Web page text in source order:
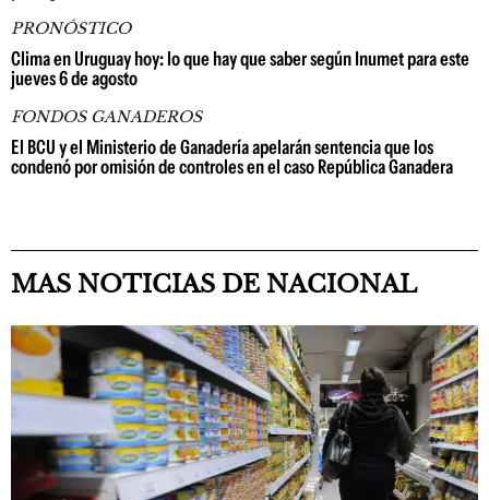
PRONÓSTICO
Clima en Uruguay hoy: lo que hay que saber según Inumet para este
jueves 6 de agosto
FONDOS GANADEROS
El BCU y el Ministerio de Ganadería apelarán sentencia que los
condenó por omisión de controles en el caso República Ganadera
MAS NOTICIAS DE NACIONAL